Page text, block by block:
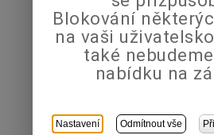
Blokování
na vaši
také
nabídku na
Nastavení Odmítnout vše